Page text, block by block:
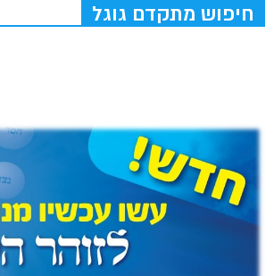
חיפוש מתקדם גוגל